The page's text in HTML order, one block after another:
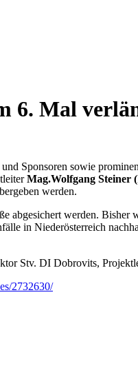
6. Mal
Sponsoren sowie
Mag.Wolfgang Steiner
werden.
abgesichert werden.
in Niederösterreich
Stv. DI Dobrovits,
2732630/